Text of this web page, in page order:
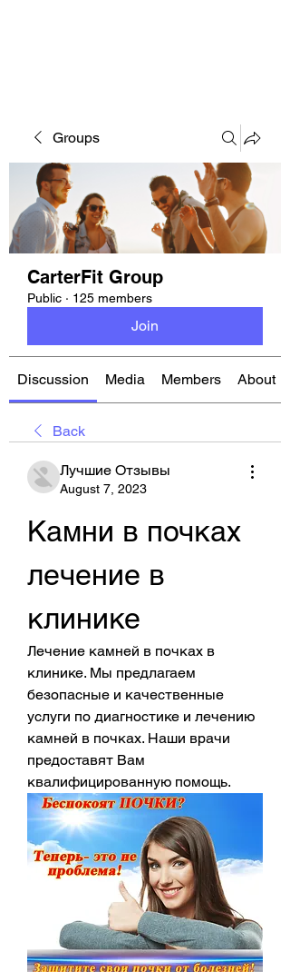
Groups
CarterFit Group
Public · 125 members
Join
Discussion Media Members About
Back
Лучшие Отзывы
August 7, 2023
Камни в почках
лечение в
клинике
Лечение камней в почках в
клинике. Мы предлагаем
безопасные и качественные
услуги по диагностике и лечению
камней в почках. Наши врачи
предоставят Вам
квалифицированную помощь.